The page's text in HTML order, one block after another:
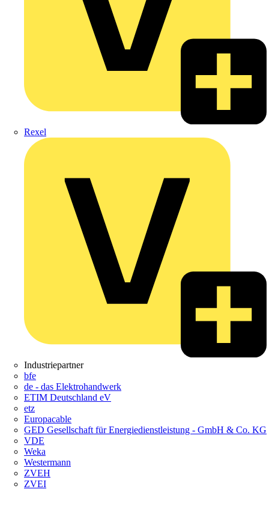
Rexel
Industriepartner
bfe
de - das Elektrohandwerk
ETIM Deutschland eV
etz
Europacable
GED Gesellschaft für Energiedienstleistung - GmbH & Co. KG
VDE
Weka
Westermann
ZVEH
ZVEI